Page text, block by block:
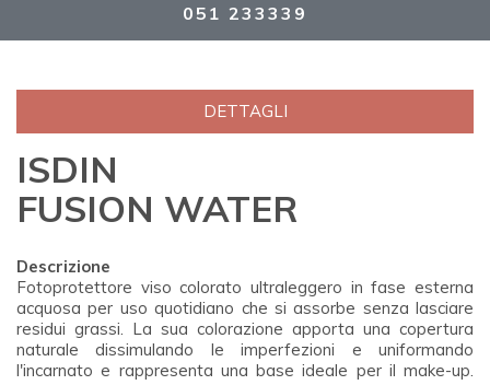
051 233339
DETTAGLI
ISDIN
FUSION WATER
Descrizione
Fotoprotettore viso colorato ultraleggero in fase esterna
acquosa per uso quotidiano che si assorbe senza lasciare
residui grassi. La sua colorazione apporta una copertura
naturale dissimulando le imperfezioni e uniformando
l'incarnato e rappresenta una base ideale per il make-up.